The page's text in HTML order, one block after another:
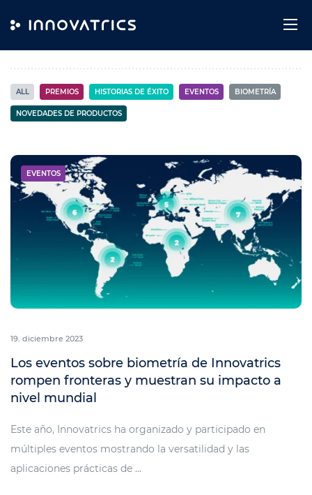
Eventos
ALL PREMIOS HISTORIAS DE ÉXITO EVENTOS BIOMETRÍA
NOVEDADES DE PRODUCTOS
EVENTOS
19. diciembre 2023
Los eventos sobre biometría de Innovatrics
rompen fronteras y muestran su impacto a
nivel mundial
Este año, Innovatrics ha organizado y participado en
múltiples eventos mostrando la versatilidad y las
aplicaciones prácticas de ...